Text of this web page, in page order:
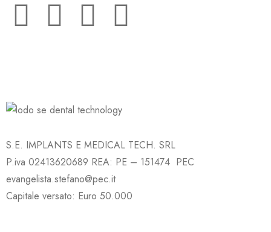
S.E. IMPLANTS E MEDICAL TECH. SRL
P.iva 02413620689 REA: PE – 151474 PEC
evangelista.stefano@pec.it
Capitale versato: Euro 50.000